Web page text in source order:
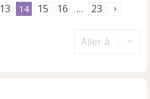
13 14 15 16 … 23
Aller à